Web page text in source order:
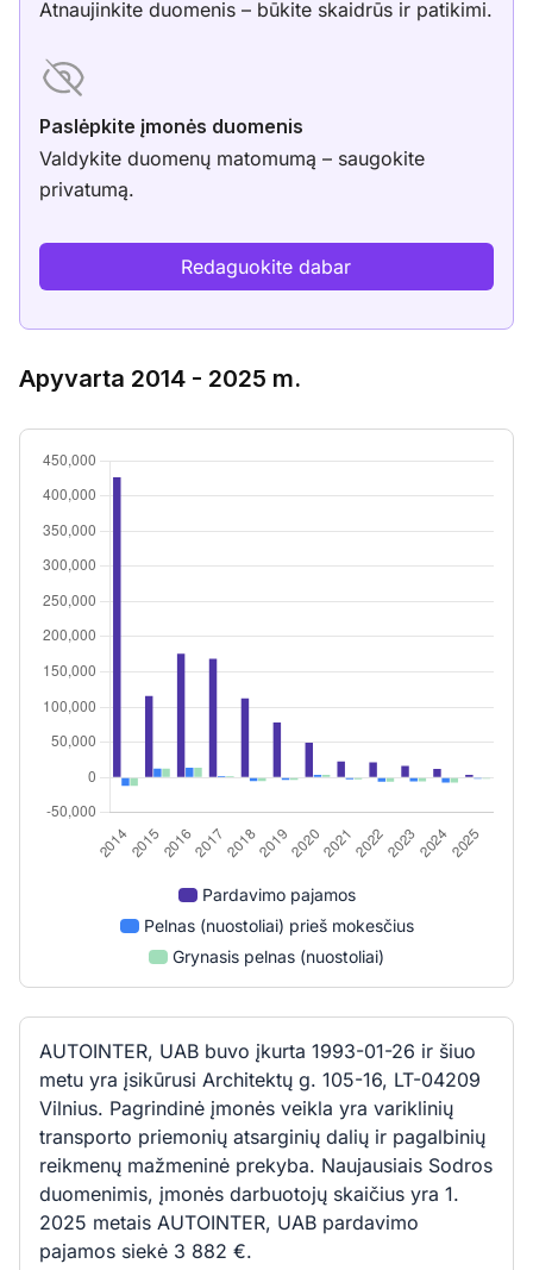
Atnaujinkite duomenis – būkite skaidrūs ir patikimi.
Paslėpkite įmonės duomenis
Valdykite duomenų matomumą – saugokite
privatumą.
Redaguokite dabar
Apyvarta 2014 - 2025 m.
Pardavimo pajamos
Pelnas (nuostoliai) prieš mokesčius
Grynasis pelnas (nuostoliai)
AUTOINTER, UAB buvo įkurta 1993-01-26 ir šiuo
metu yra įsikūrusi Architektų g. 105-16, LT-04209
Vilnius. Pagrindinė įmonės veikla yra variklinių
transporto priemonių atsarginių dalių ir pagalbinių
reikmenų mažmeninė prekyba. Naujausiais Sodros
duomenimis, įmonės darbuotojų skaičius yra 1.
2025 metais AUTOINTER, UAB pardavimo
pajamos siekė 3 882 €.